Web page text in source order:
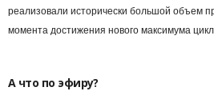
реализовали исторически большой объем
момента достижения нового максимума
А что по эфиру?